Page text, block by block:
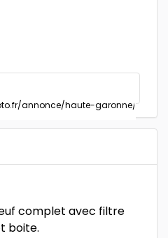
complet avec filtre
boite.